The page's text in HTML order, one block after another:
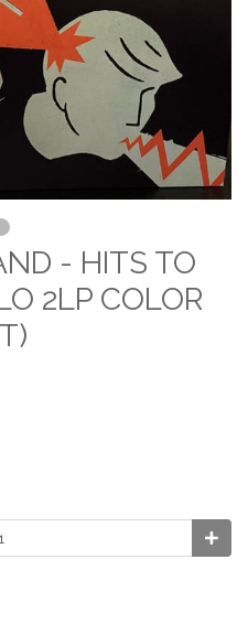
- HITS TO
2LP COLOR